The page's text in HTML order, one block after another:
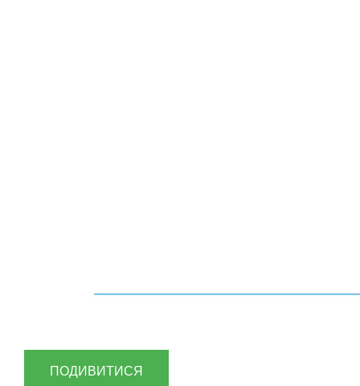
ПОДИВИТИСЯ